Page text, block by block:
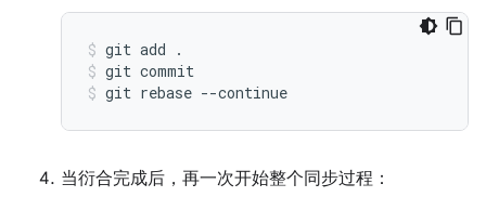
git add .
git commit
git rebase --continue
当衍合完成后，再一次开始整个同步过程：